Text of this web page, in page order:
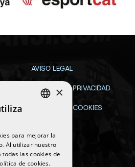
AVISO LEGAL
POLÍTICA DE PRIVACIDAD
POLÍTICA DE COOKIES
Síguenos
CATALAN
×
para mejorar la
Al utilizar nuestro
las cookies de
de cookies.